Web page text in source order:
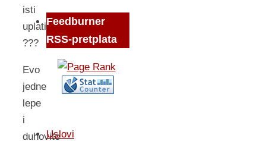
isti
uplatimo)
???
Evo
jedne
lepe
i
duhovite
Feedburner
RSS-pretplata
Uslovi